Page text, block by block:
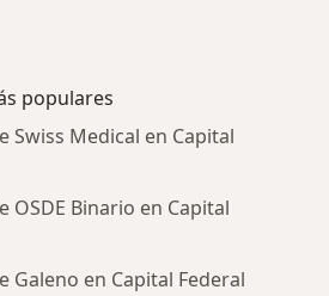
populares
Swiss Medical en Capital
OSDE Binario en Capital
Galeno en Capital Federal